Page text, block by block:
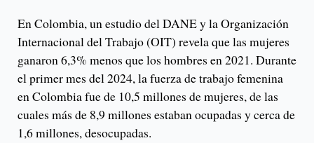
En Colombia, un estudio del DANE y la Organización
Internacional del Trabajo (OIT) revela que las mujeres
ganaron 6,3% menos que los hombres en 2021. Durante
el primer mes del 2024, la fuerza de trabajo femenina
en Colombia fue de 10,5 millones de mujeres, de las
cuales más de 8,9 millones estaban ocupadas y cerca de
1,6 millones, desocupadas.